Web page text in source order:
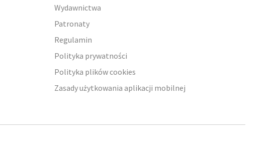
Wydawnictwa
Patronaty
Regulamin
Polityka prywatności
Polityka plików cookies
Zasady użytkowania aplikacji mobilnej